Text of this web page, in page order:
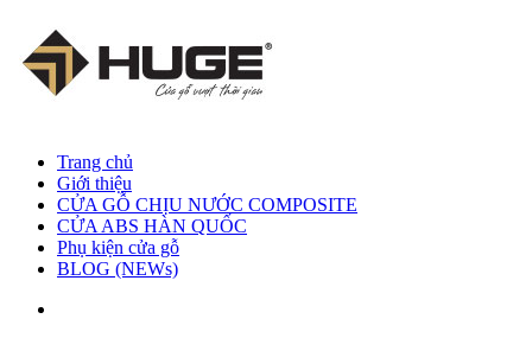
Trang chủ
Giới thiệu
CỬA GỖ CHỊU NƯỚC COMPOSITE
CỬA ABS HÀN QUỐC
Phụ kiện cửa gỗ
BLOG (NEWs)